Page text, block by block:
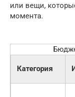
или вещи,
момента.
Категория